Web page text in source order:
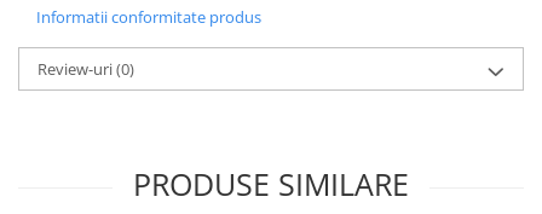
Informatii conformitate produs
Review-uri(0)
PRODUSE SIMILARE